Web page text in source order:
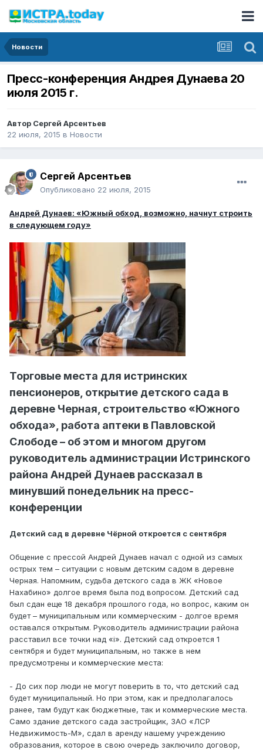
Новости
Пресс-конференция Андрея Дунаева 20
июля 2015 г.
Автор Сергей Арсентьев
22 июля, 2015 в Новости
Сергей Арсентьев
Опубликовано 22 июля, 2015
Андрей Дунаев: «Южный обход, возможно, начнут строить
в следующем году»
Торговые места для истринских
пенсионеров, открытие детского сада в
деревне Черная, строительство «Южного
обхода», работа аптеки в Павловской
Слободе – об этом и многом другом
руководитель администрации Истринского
района Андрей Дунаев рассказал в
минувший понедельник на пресс-
конференции
Детский сад в деревне Чёрной откроется с сентября
Общение с прессой Андрей Дунаев начал с одной из самых
острых тем – ситуации с новым детским садом в деревне
Черная. Напомним, судьба детского сада в ЖК «Новое
Нахабино» долгое время была под вопросом. Детский сад
был сдан еще 18 декабря прошлого года, но вопрос, каким он
будет – муниципальным или коммерческим - долгое время
оставался открытым. Руководитель администрации района
расставил все точки над «i». Детский сад откроется 1
сентября и будет муниципальным, но также в нем
предусмотрены и коммерческие места:
- До сих пор люди не могут поверить в то, что детский сад
будет муниципальный. Но при этом, как и предполагалось
ранее, там будут как бюджетные, так и коммерческие места.
Само здание детского сада застройщик, ЗАО «ЛСР
Недвижимость-М», сдал в аренду нашему учреждению
образования, которое в свою очередь заключило договор,